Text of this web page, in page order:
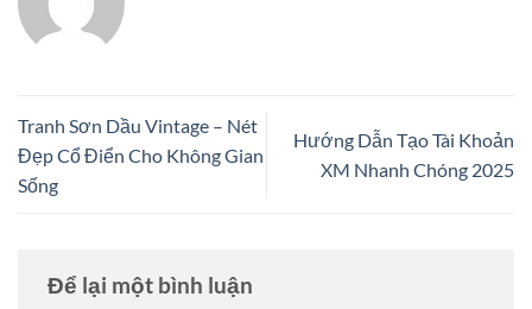
Tranh Sơn Dầu Vintage – Nét
Đẹp Cổ Điển Cho Không Gian
Sống
Hướng Dẫn Tạo Tài Khoản
XM Nhanh Chóng 2025
Để lại một bình luận